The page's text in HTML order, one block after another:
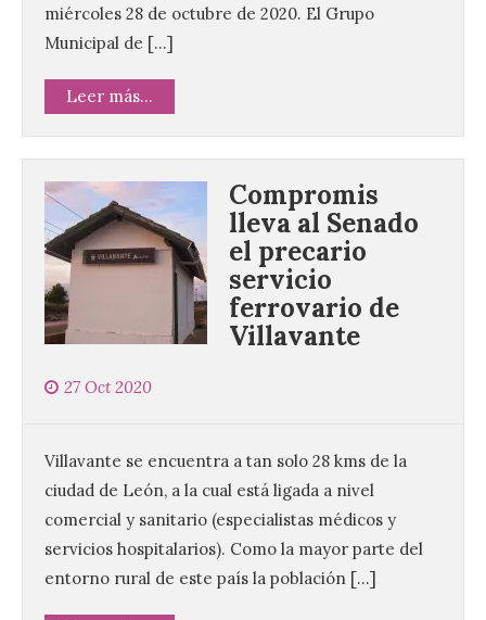
miércoles 28 de octubre de 2020. El Grupo
Municipal de […]
Leer más...
Compromis
lleva al Senado
el precario
servicio
ferrovario de
Villavante
27 Oct 2020
Villavante se encuentra a tan solo 28 kms de la
ciudad de León, a la cual está ligada a nivel
comercial y sanitario (especialistas médicos y
servicios hospitalarios). Como la mayor parte del
entorno rural de este país la población […]